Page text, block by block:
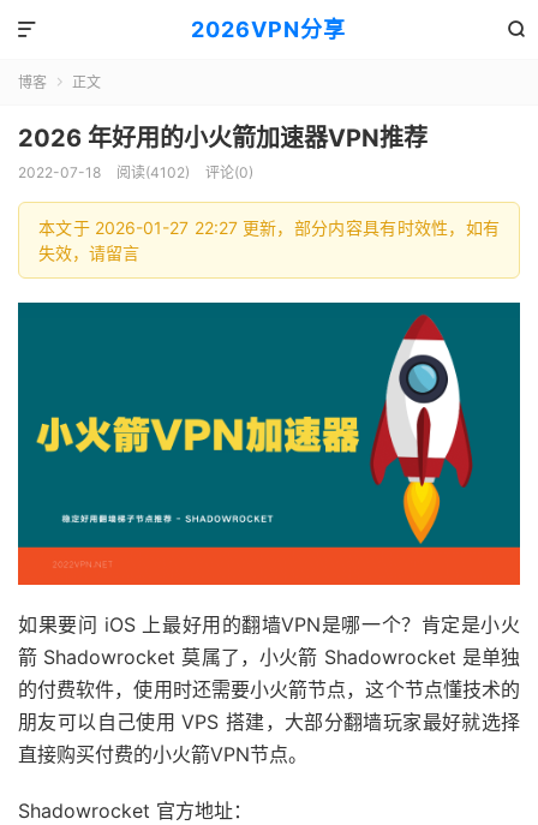
2026VPN分享 

博客  正文
2026 年好用的小火箭加速器VPN推荐
2022-07-18 阅读(4102) 评论(0)
本文于 2026-01-27 22:27 更新，部分内容具有时效性，如有
失效，请留言
如果要问 iOS 上最好用的翻墙VPN是哪一个？肯定是小火
箭 Shadowrocket 莫属了，小火箭 Shadowrocket 是单独
的付费软件，使用时还需要小火箭节点，这个节点懂技术的
朋友可以自己使用 VPS 搭建，大部分翻墙玩家最好就选择
直接购买付费的小火箭VPN节点。
Shadowrocket 官方地址：